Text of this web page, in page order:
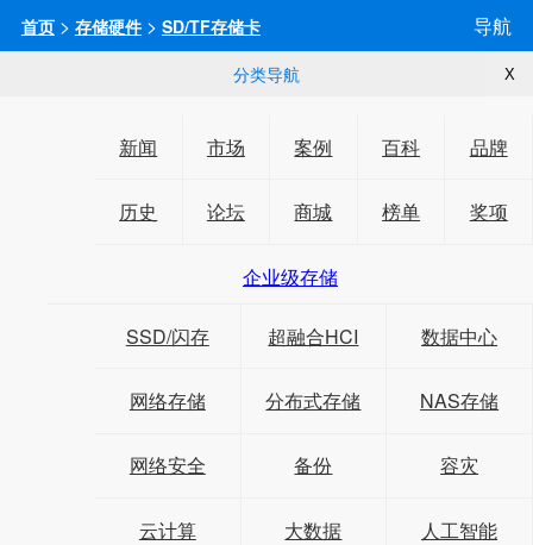
首页> 存储硬件> SD/TF存储卡 导航
分类导航 X
新闻 市场 案例 百科 品牌
历史 论坛 商城 榜单 奖项
企业级存储
SSD/闪存 超融合HCI 数据中心
网络存储 分布式存储 NAS存储
网络安全 备份 容灾
云计算 大数据 人工智能